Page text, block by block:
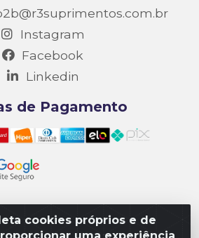
cookies próprios e de
Instagram
Facebook
Linkedin
de Pagamento
- Rua 14, Polo Empresarial Goiás